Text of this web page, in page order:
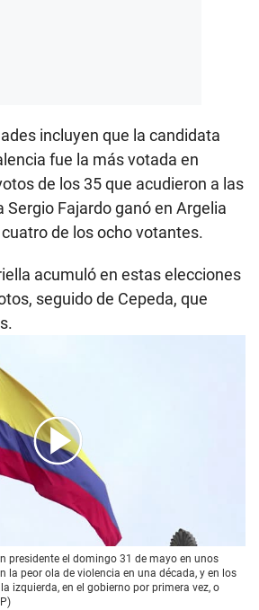
incluyen que la candidata
fue la más votada en
de los 35 que acudieron a las
Sergio Fajardo ganó en Argelia
de los ocho votantes.
acumuló en estas elecciones
seguido de Cepeda, que
presidente el domingo 31 de mayo en unos
la peor ola de violencia en una década, y en los
izquierda, en el gobierno por primera vez, o